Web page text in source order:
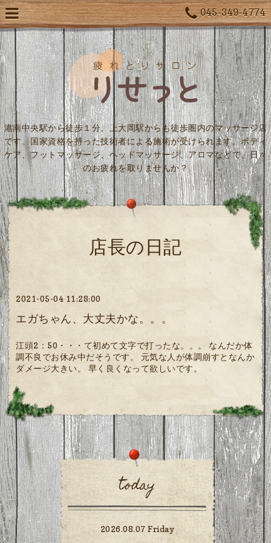
045-349-4774
港南中央駅から徒歩１分、上大岡駅からも徒歩圏内のマッサージ店
です。国家資格を持った技術者による施術が受けられます。ボディ
ケア、フットマッサージ、ヘッドマッサージ、アロマなどで、日々
のお疲れを取りませんか？
店長の日記
2021-05-04 11:28:00
エガちゃん、大丈夫かな。。。
江頭2：50・・・て初めて文字で打ったな。。。 なんだか体
調不良でお休み中だそうです。 元気な人が体調崩すとなんか
ダメージ大きい。 早く良くなって欲しいです。
today
2026.08.07 Friday